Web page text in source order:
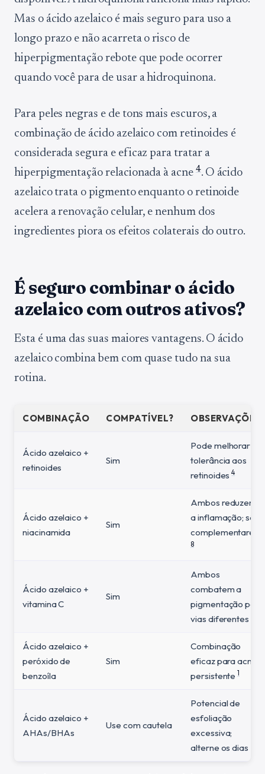
Mas o ácido azelaico é mais seguro para uso a
longo prazo e não acarreta o risco de
hiperpigmentação rebote que pode ocorrer
quando você para de usar a hidroquinona.
Para peles negras e de tons mais escuros, a
combinação de ácido azelaico com retinoides é
considerada segura e eficaz para tratar a
hiperpigmentação relacionada à acne 4. O ácido
azelaico trata o pigmento enquanto o retinoide
acelera a renovação celular, e nenhum dos
ingredientes piora os efeitos colaterais do outro.
É seguro combinar o ácido
azelaico com outros ativos?
Esta é uma das suas maiores vantagens. O ácido
azelaico combina bem com quase tudo na sua
rotina.
COMBINAÇÃO COMPATÍVEL? OBSERVAÇÕES
Ácido azelaico +
retinoides
Sim
Pode melhorar a
tolerância aos
retinoides4
Ácido azelaico +
niacinamida
Sim
Ambos reduzem
a inflamação; são
complementares
8
Ácido azelaico +
vitamina C
Sim
Ambos
combatem a
pigmentação por
vias diferentes
Ácido azelaico +
peróxido de
benzoíla
Sim
Combinação
eficaz para acne
persistente1
Ácido azelaico +
AHAs/BHAs
Use com cautela
Potencial de
esfoliação
excessiva;
alterne os dias